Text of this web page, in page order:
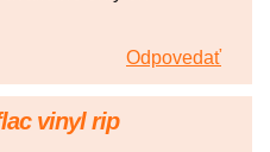
Odpovedať
vinyl rip